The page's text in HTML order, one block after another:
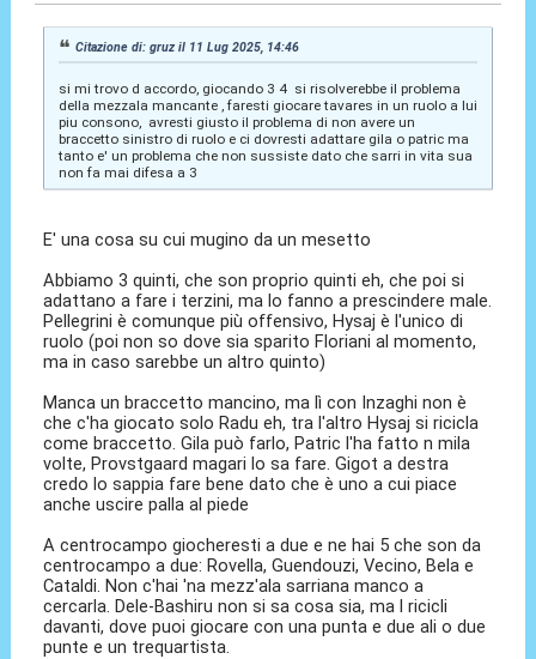
Citazione di: gruz il 11 Lug 2025, 14:46
si mi trovo d accordo, giocando 3 4 si risolverebbe il problema
della mezzala mancante , faresti giocare tavares in un ruolo a lui
piu consono, avresti giusto il problema di non avere un
braccetto sinistro di ruolo e ci dovresti adattare gila o patric ma
tanto e' un problema che non sussiste dato che sarri in vita sua
non fa mai difesa a 3
E' una cosa su cui mugino da un mesetto
Abbiamo 3 quinti, che son proprio quinti eh, che poi si
adattano a fare i terzini, ma lo fanno a prescindere male.
Pellegrini è comunque più offensivo, Hysaj è l'unico di
ruolo (poi non so dove sia sparito Floriani al momento,
ma in caso sarebbe un altro quinto)
Manca un braccetto mancino, ma lì con Inzaghi non è
che c'ha giocato solo Radu eh, tra l'altro Hysaj si ricicla
come braccetto. Gila può farlo, Patric l'ha fatto n mila
volte, Provstgaard magari lo sa fare. Gigot a destra
credo lo sappia fare bene dato che è uno a cui piace
anche uscire palla al piede
A centrocampo giocheresti a due e ne hai 5 che son da
centrocampo a due: Rovella, Guendouzi, Vecino, Bela e
Cataldi. Non c'hai 'na mezz'ala sarriana manco a
cercarla. Dele-Bashiru non si sa cosa sia, ma l ricicli
davanti, dove puoi giocare con una punta e due ali o due
punte e un trequartista.